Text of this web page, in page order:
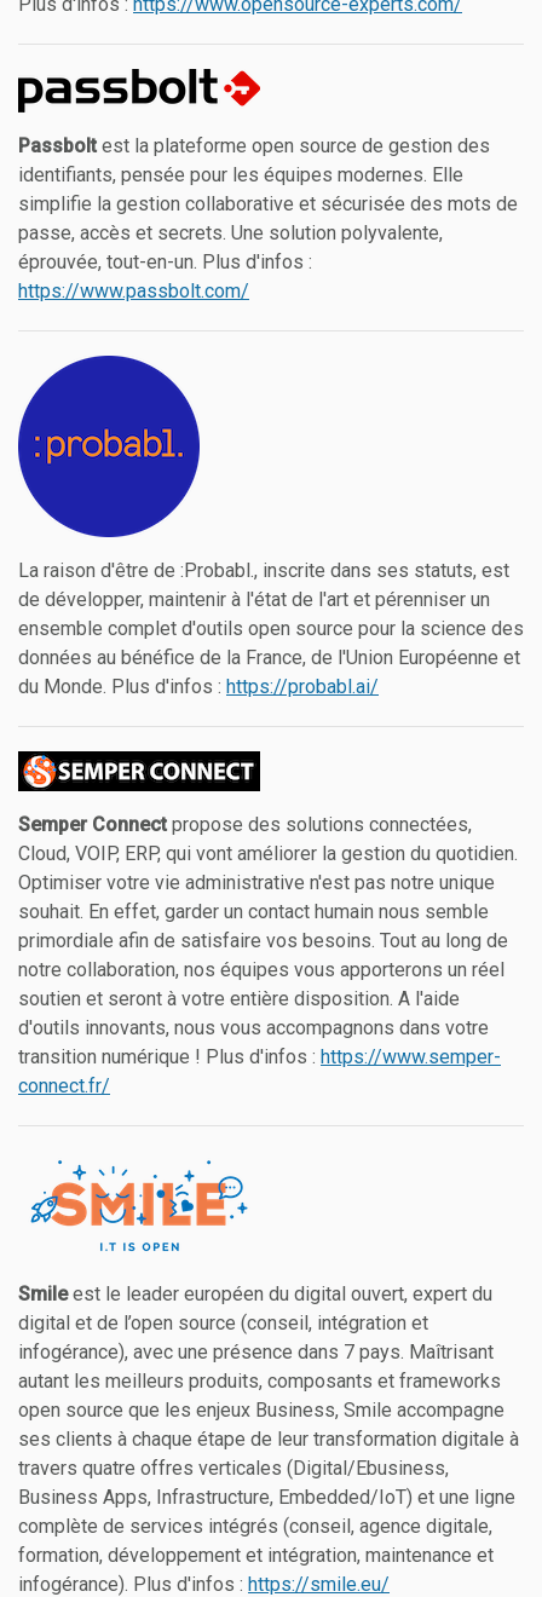
Passbolt est la plateforme open source de gestion des
identifiants, pensée pour les équipes modernes. Elle
simplifie la gestion collaborative et sécurisée des mots de
passe, accès et secrets. Une solution polyvalente,
éprouvée, tout-en-un. Plus d'infos :
https://www.passbolt.com/
La raison d'être de :Probabl., inscrite dans ses statuts, est
de développer, maintenir à l'état de l'art et pérenniser un
ensemble complet d'outils open source pour la science des
données au bénéfice de la France, de l'Union Européenne et
du Monde. Plus d'infos : https://probabl.ai/
Semper Connect propose des solutions connectées,
Cloud, VOIP, ERP, qui vont améliorer la gestion du quotidien.
Optimiser votre vie administrative n'est pas notre unique
souhait. En effet, garder un contact humain nous semble
primordiale afin de satisfaire vos besoins. Tout au long de
notre collaboration, nos équipes vous apporterons un réel
soutien et seront à votre entière disposition. A l'aide
d'outils innovants, nous vous accompagnons dans votre
transition numérique ! Plus d'infos : https://www.semper-
connect.fr/
Smileest le leader européen du digital ouvert, expert du
digital et de l’open source (conseil, intégration et
infogérance), avec une présence dans 7 pays. Maîtrisant
autant les meilleurs produits, composants et frameworks
open source que les enjeux Business, Smile accompagne
ses clients à chaque étape de leur transformation digitale à
travers quatre offres verticales (Digital/Ebusiness,
Business Apps, Infrastructure, Embedded/IoT) et une ligne
complète de services intégrés (conseil, agence digitale,
formation, développement et intégration, maintenance et
infogérance). Plus d'infos : https://smile.eu/